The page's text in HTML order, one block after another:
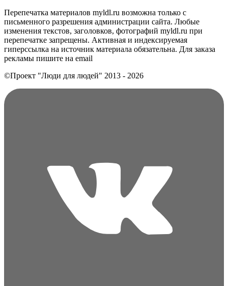
Перепечатка материалов myldl.ru возможна только с
письменного разрешения администрации сайта. Любые
изменения текстов, заголовков, фотографий myldl.ru при
перепечатке запрещены. Активная и индексируемая
гиперссылка на источник материала обязательна. Для заказа
рекламы пишите на еmail
©Проект "Люди для людей" 2013 - 2026